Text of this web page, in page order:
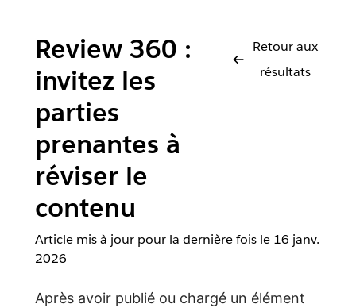
Review 360 :
invitez les
parties
prenantes à
réviser le
contenu
Retour aux
résultats
Article mis à jour pour la dernière fois le 16 janv.
2026
Après avoir publié ou chargé un élément